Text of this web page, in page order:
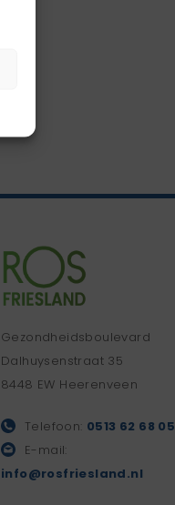
Gezondheidsboulevard
Dalhuysenstraat 35
8448 EW Heerenveen
Telefoon: 0513 62 68 05
E-mail:
info@rosfriesland.nl